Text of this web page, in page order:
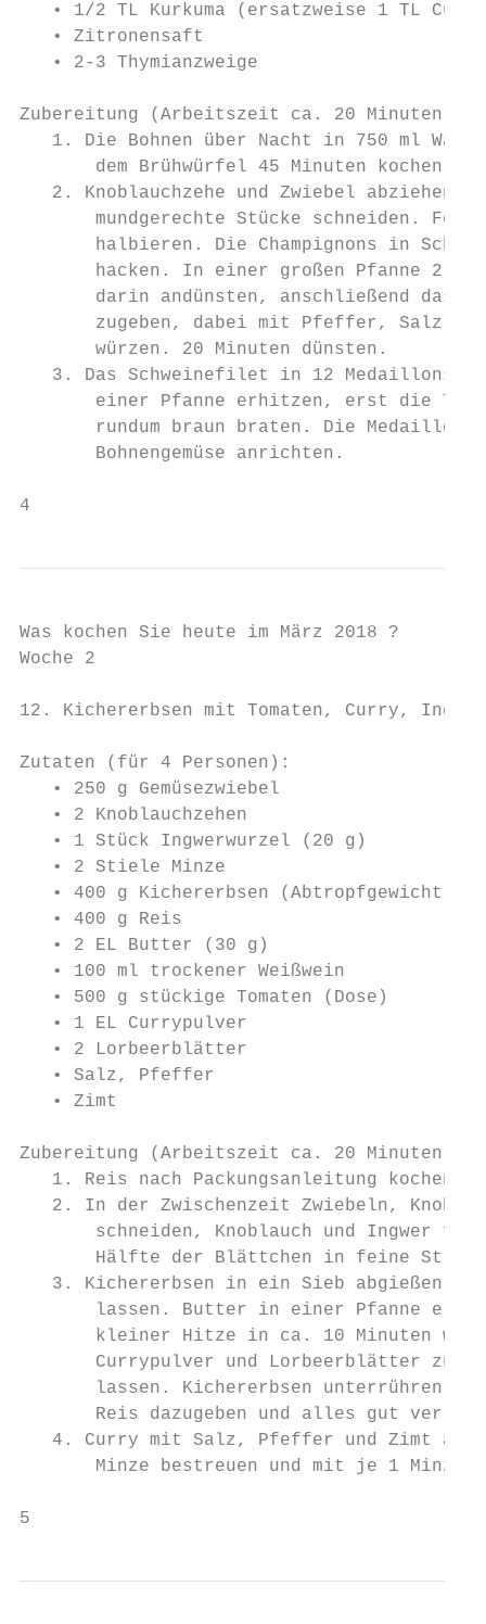
• 1/2 TL Kurkuma (ersatzweise 1 TL
   • Zitronensaft
   • 2-3 Thymianzweige
Zubereitung (Arbeitszeit ca. 20 Minuten):
1. Die Bohnen über Nacht in 750 ml
dem Brühwürfel 45 Minuten kochen.
2. Knoblauchzehe und Zwiebel abziehen
mundgerechte Stücke schneiden.
halbieren. Die Champignons in
hacken. In einer großen Pfanne 2
darin andünsten, anschließend das
zugeben, dabei mit Pfeffer, Salz,
       würzen. 20 Minuten dünsten.
3. Das Schweinefilet in 12 Medaillons
einer Pfanne erhitzen, erst die
rundum braun braten. Die
       Bohnengemüse anrichten.
4
Was kochen Sie heute im März 2018 ?
Woche 2
12. Kichererbsen mit Tomaten, Curry,
Zutaten (für 4 Personen):
   • 250 g Gemüsezwiebel
   • 2 Knoblauchzehen
   • 1 Stück Ingwerwurzel (20 g)
   • 2 Stiele Minze
• 400 g Kichererbsen (Abtropfgewicht;
   • 400 g Reis
   • 2 EL Butter (30 g)
   • 100 ml trockener Weißwein
   • 500 g stückige Tomaten (Dose)
   • 1 EL Currypulver
   • 2 Lorbeerblätter
   • Salz, Pfeffer
   • Zimt
Zubereitung (Arbeitszeit ca. 20 Minuten):
   1. Reis nach Packungsanleitung kochen.
2. In der Zwischenzeit Zwiebeln,
schneiden, Knoblauch und Ingwer
Hälfte der Blättchen in feine
3. Kichererbsen in ein Sieb abgießen,
lassen. Butter in einer Pfanne
kleiner Hitze in ca. 10 Minuten
Currypulver und Lorbeerblätter
lassen. Kichererbsen unterrühren
Reis dazugeben und alles gut
4. Curry mit Salz, Pfeffer und Zimt
Minze bestreuen und mit je 1 Minze-
5